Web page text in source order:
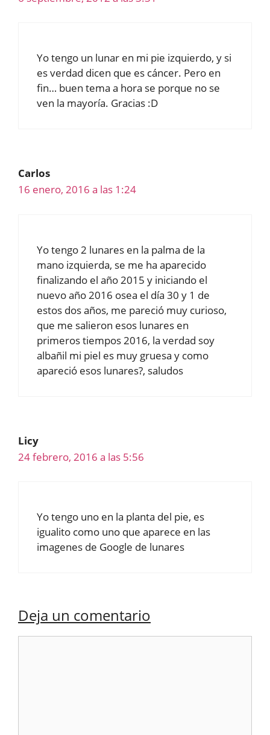
Yo tengo un lunar en mi pie izquierdo, y si
es verdad dicen que es cáncer. Pero en
fin… buen tema a hora se porque no se
ven la mayoría. Gracias :D
Carlos
16 enero, 2016 a las 1:24
Yo tengo 2 lunares en la palma de la
mano izquierda, se me ha aparecido
finalizando el año 2015 y iniciando el
nuevo año 2016 osea el día 30 y 1 de
estos dos años, me pareció muy curioso,
que me salieron esos lunares en
primeros tiempos 2016, la verdad soy
albañil mi piel es muy gruesa y como
apareció esos lunares?, saludos
Licy
24 febrero, 2016 a las 5:56
Yo tengo uno en la planta del pie, es
igualito como uno que aparece en las
imagenes de Google de lunares
Deja un comentario